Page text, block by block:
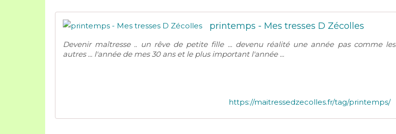
printemps - Mes tresses D Zécolles
Devenir maîtresse .. un rêve de petite fille ... devenu réalité une année pas comme les
autres ... l'année de mes 30 ans et le plus important l'année ...
https://maitressedzecolles.fr/tag/printemps/